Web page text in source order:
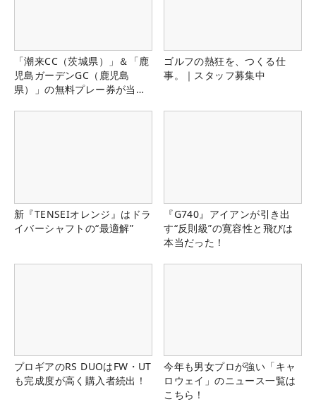
「潮来CC（茨城県）」＆「鹿
児島ガーデンGC（鹿児島
県）」の無料プレー券が当た
ゴルフの熱狂を、つくる仕
事。｜スタッフ募集中
新『TENSEIオレンジ』はドラ
イバーシャフトの“最適解”
『G740』アイアンが引き出
す“反則級”の寛容性と飛びは
本当だった！
プロギアのRS DUOはFW・UT
も完成度が高く購入者続出！
今年も男女プロが強い「キャ
ロウェイ」のニュース一覧は
こちら！